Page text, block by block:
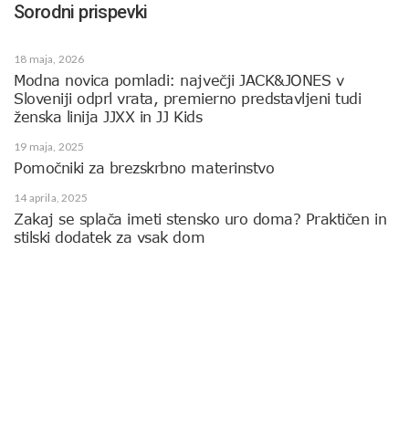
Sorodni prispevki
18 maja, 2026
Modna novica pomladi: največji JACK&JONES v
Sloveniji odprl vrata, premierno predstavljeni tudi
ženska linija JJXX in JJ Kids
19 maja, 2025
Pomočniki za brezskrbno materinstvo
14 aprila, 2025
Zakaj se splača imeti stensko uro doma? Praktičen in
stilski dodatek za vsak dom